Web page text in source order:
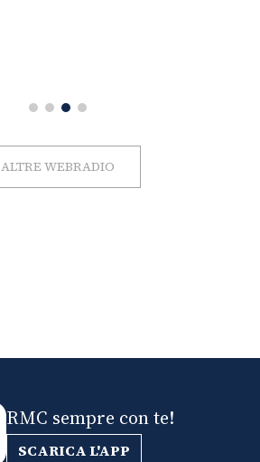
ALTRE WEBRADIO
RMC sempre con te!
SCARICA L'APP